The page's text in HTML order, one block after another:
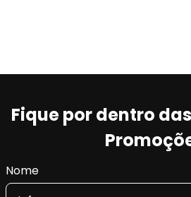
Fique por dentro
Nome